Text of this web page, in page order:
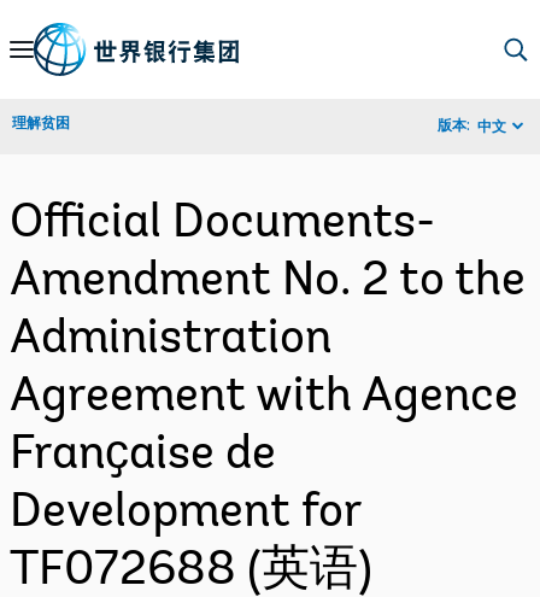
Skip
Navigation
理解贫困 版本: 中文
Official Documents-
Amendment No. 2 to the
Administration
Agreement with Agence
Franҫaise de
Development for
TF072688 (英语)